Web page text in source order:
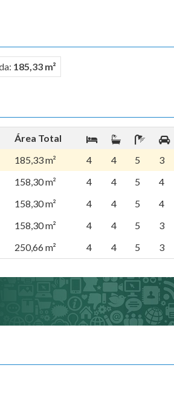
185,33 m²
Área Total
185,33 m² 4 4 5
3
158,30 m² 4 4 5
4
158,30 m² 4 4 5
4
158,30 m² 4 4 5
3
250,66 m² 4 4 5 3